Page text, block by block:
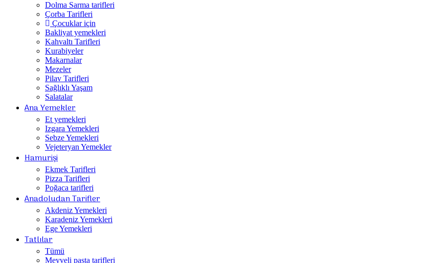
Dolma Sarma tarifleri
Çorba Tarifleri
Çocuklar için
Bakliyat yemekleri
Kahvaltı Tarifleri
Kurabiyeler
Makarnalar
Mezeler
Pilav Tarifleri
Sağlıklı Yaşam
Salatalar
Ana Yemekler
Et yemekleri
Izgara Yemekleri
Sebze Yemekleri
Vejeteryan Yemekler
Hamurişi
Ekmek Tarifleri
Pizza Tarifleri
Poğaca tarifleri
Anadoludan Tarifler
Akdeniz Yemekleri
Karadeniz Yemekleri
Ege Yemekleri
Tatlılar
Tümü
Meyveli pasta tarifleri